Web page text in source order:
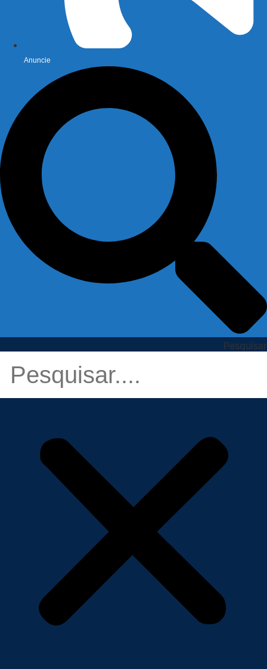
Anuncie
Pesquisar